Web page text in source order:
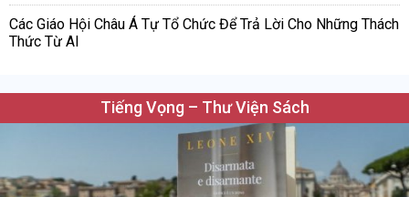
Các Giáo Hội Châu Á Tự Tổ Chức Để Trả Lời Cho Những Thách
Thức Từ AI
Tiếng Vọng – Thư Viện Sách